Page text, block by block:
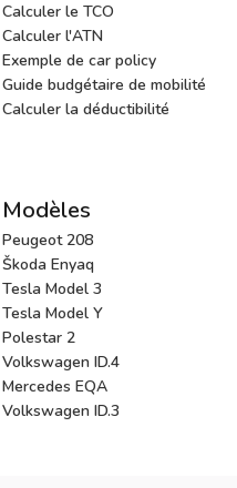
Calculer le TCO
Calculer l'ATN
Exemple de car policy
Guide budgétaire de mobilité
Calculer la déductibilité
Modèles
Peugeot 208
Škoda Enyaq
Tesla Model 3
Tesla Model Y
Polestar 2
Volkswagen ID.4
Mercedes EQA
Volkswagen ID.3